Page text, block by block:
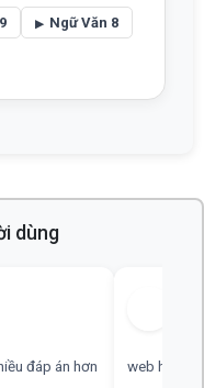
Ngữ Văn 8
dùng
đáp án hơn web hay,